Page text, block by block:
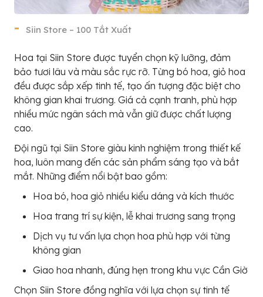
Siin Store – 100 Tắt Xuất
Hoa tại Siin Store được tuyển chọn kỹ lưỡng, đảm
bảo tươi lâu và màu sắc rực rỡ. Từng bó hoa, giỏ hoa
đều được sắp xếp tinh tế, tạo ấn tượng đặc biệt cho
không gian khai trương. Giá cả cạnh tranh, phù hợp
nhiều mức ngân sách mà vẫn giữ được chất lượng
cao.
Đội ngũ tại Siin Store giàu kinh nghiệm trong thiết kế
hoa, luôn mang đến các sản phẩm sáng tạo và bắt
mắt. Những điểm nổi bật bao gồm:
Hoa bó, hoa giỏ nhiều kiểu dáng và kích thước
Hoa trang trí sự kiện, lễ khai trương sang trọng
Dịch vụ tư vấn lựa chọn hoa phù hợp với từng
không gian
Giao hoa nhanh, đúng hẹn trong khu vực Cần Giờ
Chọn Siin Store đồng nghĩa với lựa chọn sự tinh tế